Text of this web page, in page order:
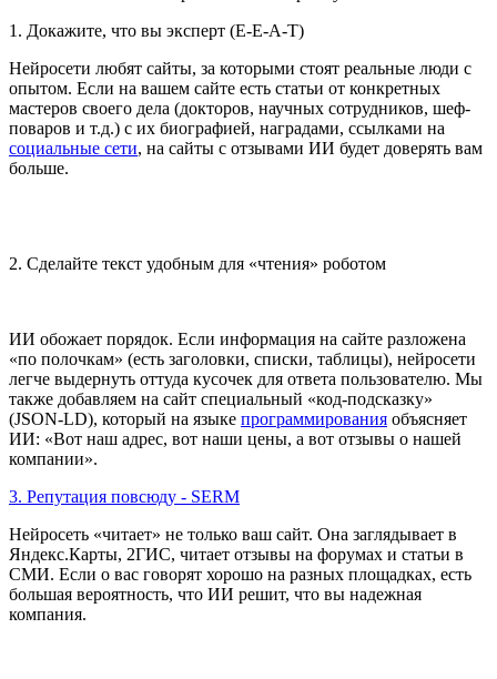
1. Докажите, что вы эксперт (E-E-A-T)
Нейросети любят сайты, за которыми стоят реальные люди с
опытом. Если на вашем сайте есть статьи от конкретных
мастеров своего дела (докторов, научных сотрудников, шеф-
поваров и т.д.) с их биографией, наградами, ссылками на
социальные сети, на сайты с отзывами ИИ будет доверять вам
больше.
2. Сделайте текст удобным для «чтения» роботом
ИИ обожает порядок. Если информация на сайте разложена
«по полочкам» (есть заголовки, списки, таблицы), нейросети
легче выдернуть оттуда кусочек для ответа пользователю. Мы
также добавляем на сайт специальный «код-подсказку»
(JSON-LD), который на языке программирования объясняет
ИИ: «Вот наш адрес, вот наши цены, а вот отзывы о нашей
компании».
3. Репутация повсюду - SERM
Нейросеть «читает» не только ваш сайт. Она заглядывает в
Яндекс.Карты, 2ГИС, читает отзывы на форумах и статьи в
СМИ. Если о вас говорят хорошо на разных площадках, есть
большая вероятность, что ИИ решит, что вы надежная
компания.